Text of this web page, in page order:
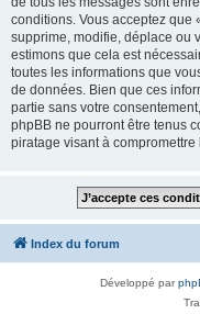
conditions. Vous acceptez que
supprime, modifie, déplace ou
estimons que cela est
toutes les informations que
de données. Bien que ces
partie sans votre
phpBB ne pourront être tenus
piratage visant à compromettre
Index du forum
Développé par